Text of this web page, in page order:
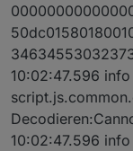
10:02:47.596 info
10:02:47.596 info